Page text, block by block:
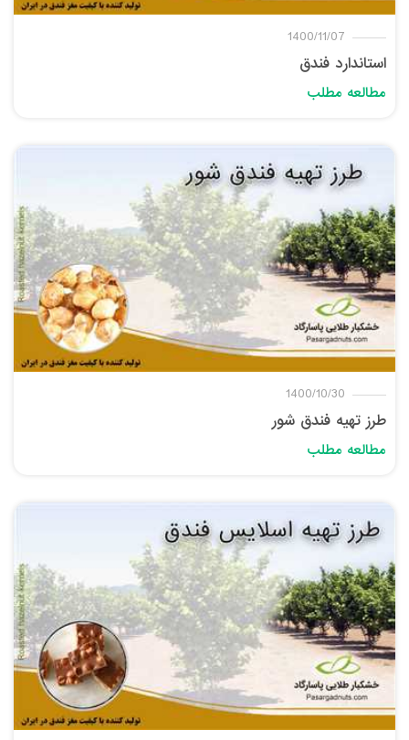
1400/11/07
استاندارد فندق
مطالعه مطلب
1400/10/30
طرز تهیه فندق شور
مطالعه مطلب